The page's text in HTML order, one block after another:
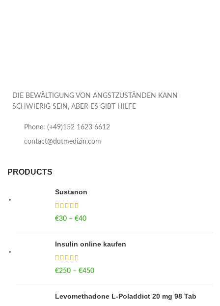
DIE BEWÄLTIGUNG VON ANGSTZUSTÄNDEN KANN
SCHWIERIG SEIN, ABER ES GIBT HILFE
Phone: (+49)152 1623 6612
contact@dutmedizin.com
PRODUCTS
Sustanon
€30 – €40
Insulin online kaufen
€250 – €450
Levomethadone L-Poladdict 20 mg 98 Tab